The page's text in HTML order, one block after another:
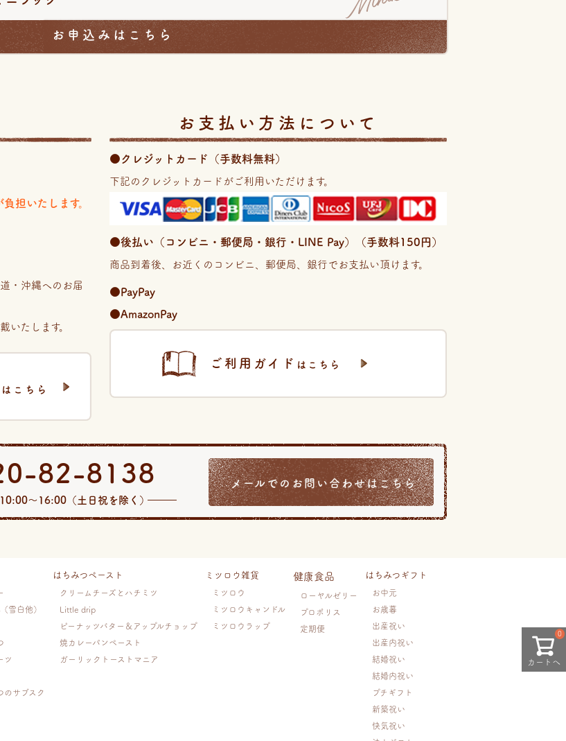
カートへ
0
お申込みはこちら
担いたします。
・沖縄へのお届
たします。
はこちら
お支払い方法について
●クレジットカード（手数料無料）
下記のクレジットカードがご利用いただけます。
●後払い（コンビニ・郵便局・銀行・LINE Pay）（手数料150円）
商品到着後、お近くのコンビニ、郵便局、銀行でお支払い頂けます。
●PayPay
●AmazonPay
ご利用ガイド はこちら
82-8138
〜16:00（土日祝を除く）
メールでのお問い合わせはこちら
雪白他）
ツ
のサブスク
はちみつペースト
クリームチーズとハチミツ
Little drip
ピーナッツバター＆アップルチョップ
焼カレーパンペースト
ガーリックトーストマニア
ミツロウ雑貨
ミツロウ
ミツロウキャンドル
ミツロウラップ
健康食品
ローヤルゼリー
プロポリス
定期便
はちみつギフト
お中元
お歳暮
出産祝い
出産内祝い
結婚祝い
結婚内祝い
プチギフト
新築祝い
快気祝い